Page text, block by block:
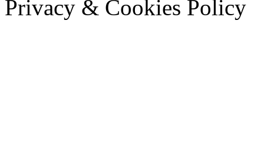
Privacy & Cookies Policy